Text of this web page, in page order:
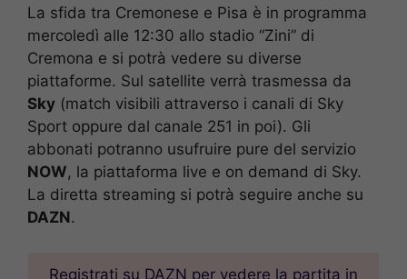
La sfida tra Cremonese e Pisa è in programma
mercoledì alle 12:30 allo stadio “Zini” di
Cremona e si potrà vedere su diverse
piattaforme. Sul satellite verrà trasmessa da
Sky (match visibili attraverso i canali di Sky
Sport oppure dal canale 251 in poi). Gli
abbonati potranno usufruire pure del servizio
NOW, la piattaforma live e on demand di Sky.
La diretta streaming si potrà seguire anche su
DAZN.
Registrati su DAZN per vedere la partita in